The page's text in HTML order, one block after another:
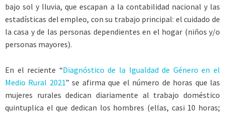
bajo sol y lluvia, que escapan a la contabilidad nacional y las
estadísticas del empleo, con su trabajo principal: el cuidado de
la casa y de las personas dependientes en el hogar (niños y/o
personas mayores).
En el reciente “Diagnóstico de la Igualdad de Género en el
Medio Rural 2021” se afirma que el número de horas que las
mujeres rurales dedican diariamente al trabajo doméstico
quintuplica el que dedican los hombres (ellas, casi 10 horas;